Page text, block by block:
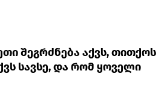
შეგრძნება აქვს, თითქოს
სავსე, და რომ ყოველი